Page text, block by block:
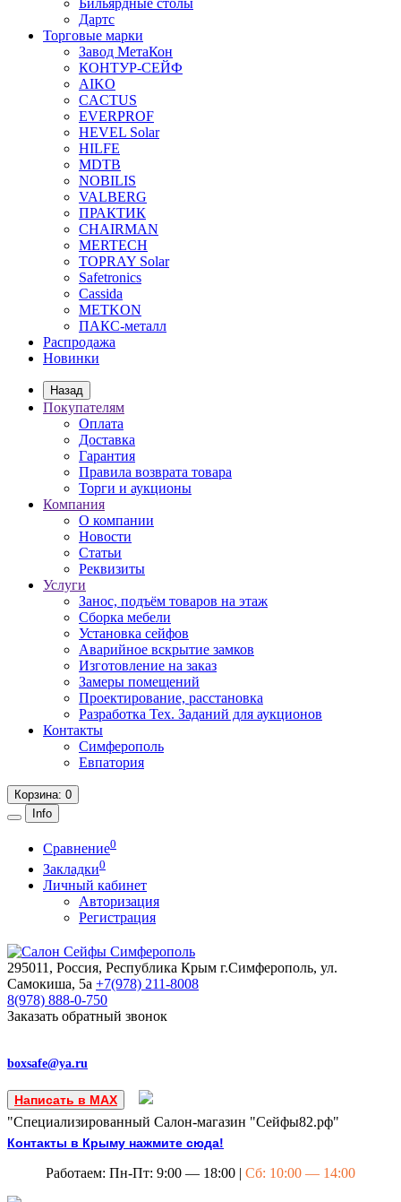
Бильярдные столы
Дартс
Торговые марки
Завод МетаКон
КОНТУР-СЕЙФ
AIKO
CACTUS
EVERPROF
HEVEL Solar
HILFE
MDTB
NOBILIS
VALBERG
ПРАКТИК
CHAIRMAN
MERTECH
TOPRAY Solar
Safetronics
Cassida
METKON
ПАКС-металл
Распродажа
Новинки
Назад
Покупателям
Оплата
Доставка
Гарантия
Правила возврата товара
Торги и аукционы
Компания
О компании
Новости
Статьи
Реквизиты
Услуги
Занос, подъём товаров на этаж
Сборка мебели
Установка сейфов
Аварийное вскрытие замков
Изготовление на заказ
Замеры помещений
Проектирование, расстановка
Разработка Тех. Заданий для аукционов
Контакты
Симферополь
Евпатория
Корзина: 0
Info
Сравнение0
Закладки0
Личный кабинет
Авторизация
Регистрация
295011, Россия, Республика Крым г.Симферополь, ул.
Самокиша, 5а +7(978) 211-8008
8(978) 888-0-750
Заказать обратный звонок
boxsafe@ya.ru
Написать в MAX
"Специализированный Салон-магазин "Сейфы82.рф"
Контакты в Крыму нажмите сюда!
Работаем: Пн-Пт: 9:00 — 18:00 | Сб: 10:00 — 14:00